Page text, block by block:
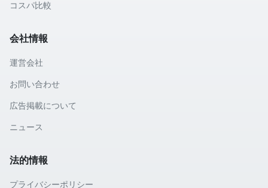
コスパ比較
会社情報
運営会社
お問い合わせ
広告掲載について
ニュース
法的情報
プライバシーポリシー